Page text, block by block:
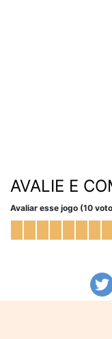
AVALIE E
Avaliar esse jogo (10